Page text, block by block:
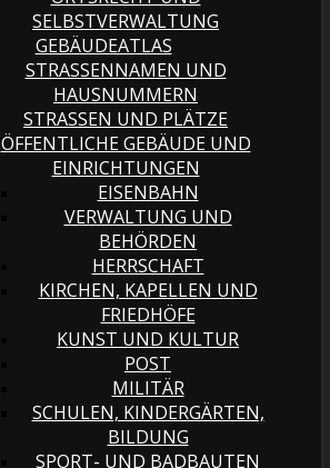
SELBSTVERWALTUNG
GEBÄUDEATLAS
STRASSENNAMEN UND H
AUSNUMMERN
STRASSEN UND PLÄTZE
ÖFFENTLICHE GEBÄUDE UND
EINRICHTUNGEN
EISENBAHN
VERWALTUNG UND
BEHÖRDEN
HERRSCHAFT
KIRCHEN, KAPELLEN UND
FRIEDHÖFE
KUNST UND KULTUR
POST
MILITÄR
SCHULEN, KINDERGÄRTEN,
BILDUNG
SPORT- UND BADBAUTEN